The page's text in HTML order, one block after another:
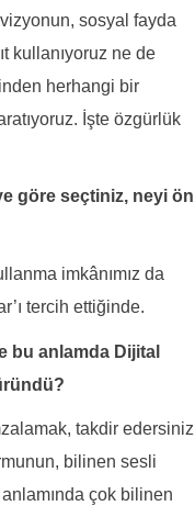
sosyal fayda
kullanıyoruz ne de
herhangi bir
İşte özgürlük
göre seçtiniz, neyi ön
imkânımız da
tercih ettiğinde.
bu anlamda Dijital
takdir edersiniz
bilinen sesli
çok bilinen